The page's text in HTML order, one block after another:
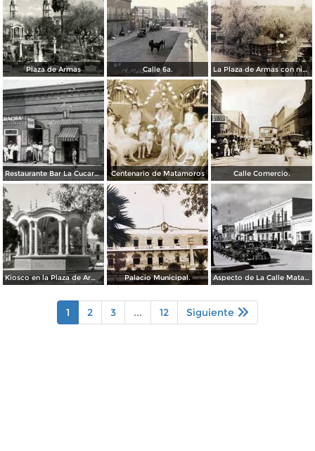
Plaza de Armas Calle 6a. La Plaza de Armas con nieve en los arboles.
Restaurante Bar La Cucaracha ( Circulada el 20 de Febrero de 1948 ). Centenario de Matamoros Calle Comercio.
Kiosco en la Plaza de Armas Palacio Municipal. Aspecto de La Calle Matamoros ( Circulada el 6 de Enero de 1951 ).
1 2 3 ... 12 Siguiente